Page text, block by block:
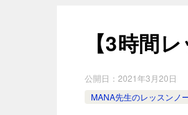
【3時間
公開日： 2021年3月20日
MANA先生のレッスンノ